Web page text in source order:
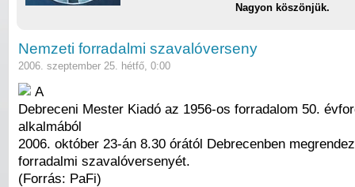
Nagyon köszönjük.
Nemzeti forradalmi szavalóverseny
2006. szeptember 25. hétfő, 0:00
A
Debreceni Mester Kiadó az 1956-os forradalom 50.
alkalmából
2006. október 23-án 8.30 órától Debrecenben
forradalmi szavalóversenyét.
(Forrás: PaFi)